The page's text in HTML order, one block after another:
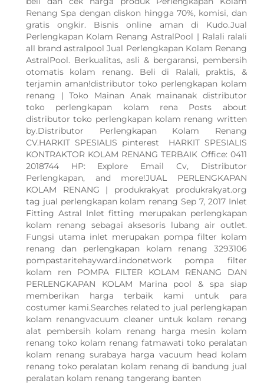
Renang Spa dengan diskon hingga 70%, komisi, dan
gratis ongkir. Bisnis online aman di Kudo.Jual
Perlengkapan Kolam Renang AstralPool | Ralali ralali
all brand astralpool Jual Perlengkapan Kolam Renang
AstralPool. Berkualitas, asli & bergaransi, pembersih
otomatis kolam renang. Beli di Ralali, praktis, &
terjamin aman!distributor toko perlengkapan kolam
renang | Toko Mainan Anak mainanak distributor
toko perlengkapan kolam rena Posts about
distributor toko perlengkapan kolam renang written
by.Distributor Perlengkapan Kolam Renang
CV.HARKIT SPESIALIS pinterest HARKIT SPESIALIS
KONTRAKTOR KOLAM RENANG TERBAIK Office: 0411
2018744 HP: Explore Email Cv, Distributor
Perlengkapan, and more!JUAL PERLENGKAPAN
KOLAM RENANG | produkrakyat produkrakyat.org
tag jual perlengkapan kolam renang Sep 7, 2017 Inlet
Fitting Astral Inlet fitting merupakan perlengkapan
kolam renang sebagai aksesoris lubang air outlet.
Fungsi utama inlet merupakan pompa filter kolam
renang dan perlengkapan kolam renang 3293106
pompastaritehayward.indonetwork pompa filter
kolam ren POMPA FILTER KOLAM RENANG DAN
PERLENGKAPAN KOLAM Marina pool & spa siap
memberikan harga terbaik kami untuk para
costumer kami.Searches related to jual perlengkapan
kolam renangvacuum cleaner untuk kolam renang
alat pembersih kolam renang harga mesin kolam
renang toko kolam renang fatmawati toko peralatan
kolam renang surabaya harga vacuum head kolam
renang toko peralatan kolam renang di bandung jual
peralatan kolam renang tangerang banten